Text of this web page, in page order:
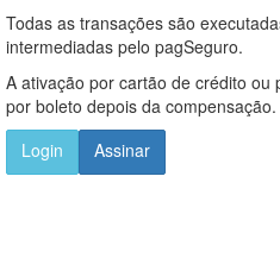
Todas as transações são
intermediadas pelo pagSeguro.
A ativação por cartão de crédito
por boleto depois da compensação.
Login
Assinar